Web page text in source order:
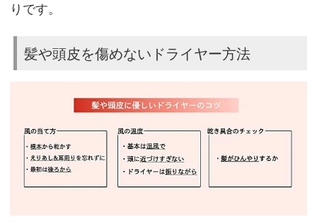
は
れ
乾
い
た
りです。
髪や頭皮を傷めないドライヤー方法